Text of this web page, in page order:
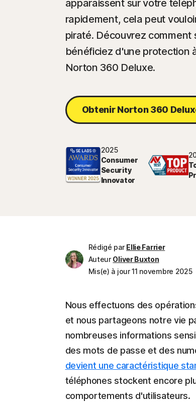
apparaissent sur votre
rapidement, cela peut
piraté. Découvrez
bénéficiez d'une protection
Norton 360 Deluxe.
Obtenir Norton 360
2025
Consumer
Security
Innovator
Rédigé par Ellie Farrier
Auteur Oliver Buxton
Mis(e) à jour 11 novembre 2025
Nous effectuons des
et nous partageons notre vie
nombreuses informations
des mots de passe et des
devient une caractéristique
téléphones stockent encore
comportements d'utilisateurs.